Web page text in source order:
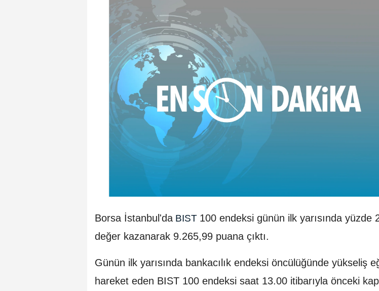
Borsa İstanbul'daBIST 100 endeksi günün ilk yarısında yüzde
değer kazanarak 9.265,99 puana çıktı.
Günün ilk yarısında bankacılık endeksi öncülüğünde yükseliş
hareket eden BIST 100 endeksi saat 13.00 itibarıyla önceki